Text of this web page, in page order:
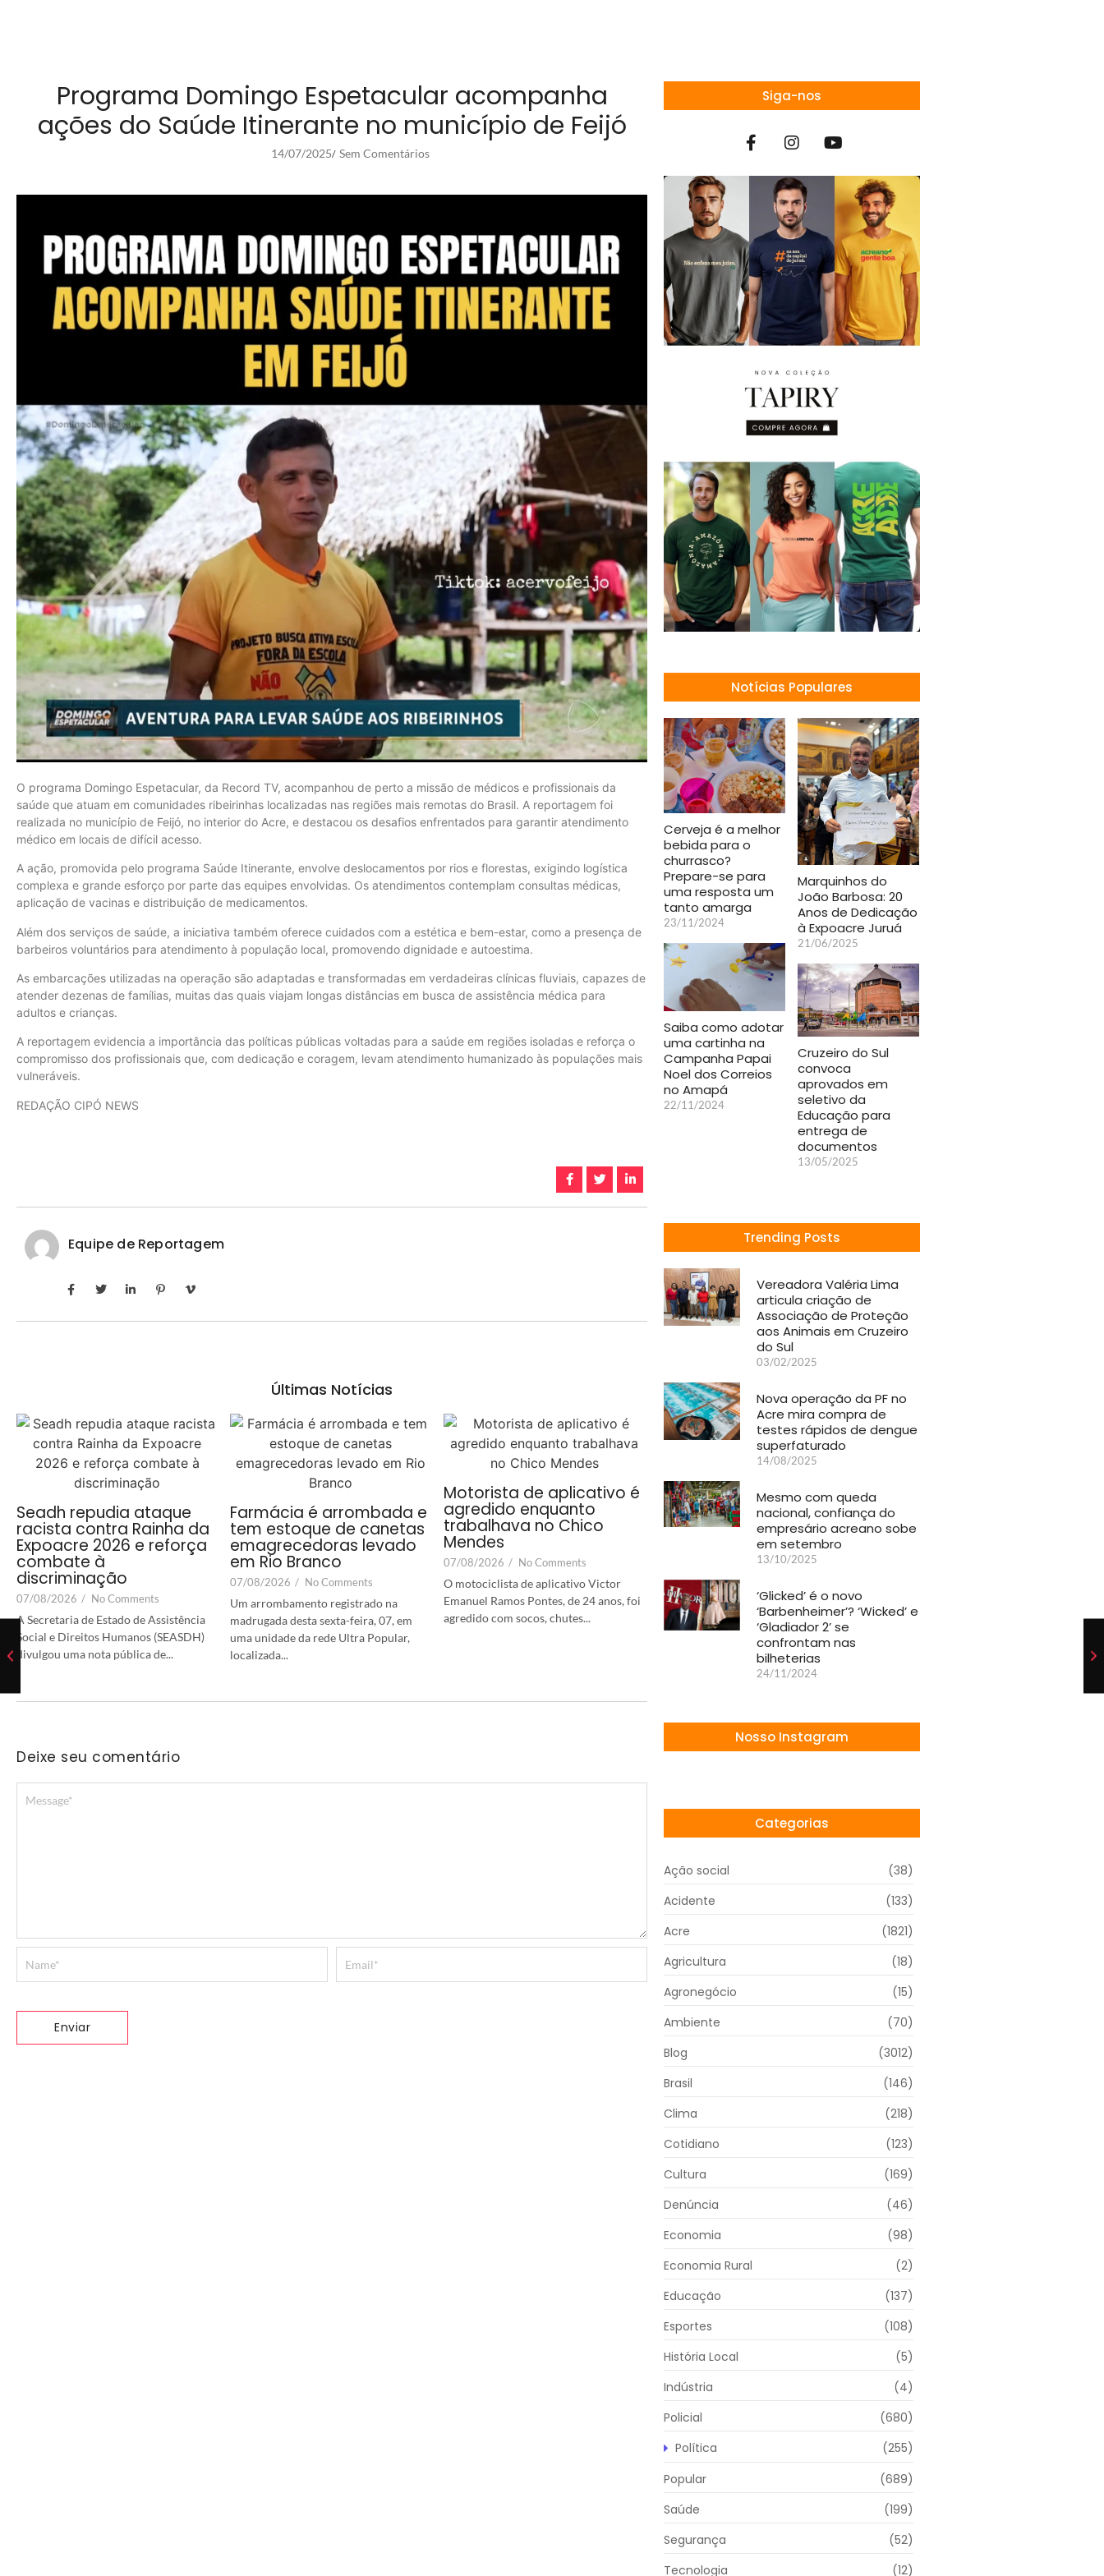
Programa Domingo Espetacular acompanha
ações do Saúde Itinerante no município de Feijó
14/07/2025/ Sem Comentários
O programa Domingo Espetacular, da Record TV, acompanhou de perto a missão de médicos e profissionais da
saúde que atuam em comunidades ribeirinhas localizadas nas regiões mais remotas do Brasil. A reportagem foi
realizada no município de Feijó, no interior do Acre, e destacou os desafios enfrentados para garantir atendimento
médico em locais de difícil acesso.
A ação, promovida pelo programa Saúde Itinerante, envolve deslocamentos por rios e florestas, exigindo logística
complexa e grande esforço por parte das equipes envolvidas. Os atendimentos contemplam consultas médicas,
aplicação de vacinas e distribuição de medicamentos.
Além dos serviços de saúde, a iniciativa também oferece cuidados com a estética e bem-estar, como a presença de
barbeiros voluntários para atendimento à população local, promovendo dignidade e autoestima.
As embarcações utilizadas na operação são adaptadas e transformadas em verdadeiras clínicas fluviais, capazes de
atender dezenas de famílias, muitas das quais viajam longas distâncias em busca de assistência médica para
adultos e crianças.
A reportagem evidencia a importância das políticas públicas voltadas para a saúde em regiões isoladas e reforça o
compromisso dos profissionais que, com dedicação e coragem, levam atendimento humanizado às populações mais
vulneráveis.
REDAÇÃO CIPÓ NEWS
Equipe de Reportagem
Últimas Notícias
Seadh repudia ataque
racista contra Rainha da
Expoacre 2026 e reforça
combate à
discriminação
07/08/2026 / No Comments
A Secretaria de Estado de Assistência
Social e Direitos Humanos (SEASDH)
divulgou uma nota pública de...
Farmácia é arrombada e
tem estoque de canetas
emagrecedoras levado
em Rio Branco
07/08/2026 / No Comments
Um arrombamento registrado na
madrugada desta sexta-feira, 07, em
uma unidade da rede Ultra Popular,
localizada...
Motorista de aplicativo é
agredido enquanto
trabalhava no Chico
Mendes
07/08/2026 / No Comments
O motociclista de aplicativo Victor
Emanuel Ramos Pontes, de 24 anos, foi
agredido com socos, chutes...
Deixe seu comentário
Siga-nos
Notícias Populares
Cerveja é a melhor
bebida para o
churrasco?
Prepare-se para
uma resposta um
tanto amarga
23/11/2024
Marquinhos do
João Barbosa: 20
Anos de Dedicação
à Expoacre Juruá
21/06/2025
Saiba como adotar
uma cartinha na
Campanha Papai
Noel dos Correios
no Amapá
22/11/2024
Cruzeiro do Sul
convoca
aprovados em
seletivo da
Educação para
entrega de
documentos
13/05/2025
Trending Posts
Vereadora Valéria Lima
articula criação de
Associação de Proteção
aos Animais em Cruzeiro
do Sul
03/02/2025
Nova operação da PF no
Acre mira compra de
testes rápidos de dengue
superfaturado
14/08/2025
Mesmo com queda
nacional, confiança do
empresário acreano sobe
em setembro
13/10/2025
‘Glicked’ é o novo
‘Barbenheimer’? ‘Wicked’ e
‘Gladiador 2’ se
confrontam nas
bilheterias
24/11/2024
Nosso Instagram
Categorias
Ação social
(38)
Acidente
(133)
Acre
(1821)
Agricultura
(18)
Agronegócio
(15)
Ambiente
(70)
Blog
(3012)
Brasil
(146)
Clima
(218)
Cotidiano
(123)
Cultura
(169)
Denúncia
(46)
Economia
(98)
Economia Rural
(2)
Educação
(137)
Esportes
(108)
História Local
(5)
Indústria
(4)
Policial
(680)
Política
(255)
Popular
(689)
Saúde
(199)
Segurança
(52)
Tecnologia
(12)